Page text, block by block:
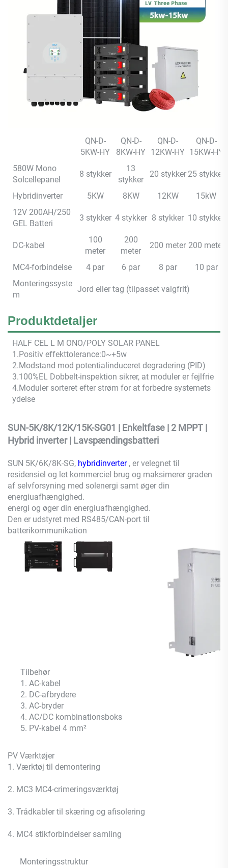
QN-D-
5KW-HY
QN-D-
8KW-HY
QN-D-
12KW-HY
QN-D-
15KW-HY
580W Mono
Solcellepanel
8 stykker
13
stykker
20 stykker 25 stykker
Hybridinverter 5KW 8KW 12KW
15kW
12V 200AH/250
GEL Batteri
3 stykker 4 stykker 8 stykker 10 stykker
DC-kabel
100
meter
200
meter
200 meter 200 meter
MC4-forbindelse 4 par 6 par 8 par
10 par
Monteringssyste
m
Jord eller tag (tilpasset valgfrit)
Produktdetaljer
HALF CEL L M ONO/POLY SOLAR PANEL
1.Positiv effekttolerance:0~+5w
2.Modstand mod potentialinduceret degradering (PID)
3.100%EL Dobbelt-inspektion sikrer, at moduler er fejlfrie
4.Moduler sorteret efter strøm for at forbedre systemets
ydelse
SUN-5K/8K/12K/15K-SG01 | Enkeltfase | 2 MPPT |
Hybrid inverter | Lavspændingsbatteri
SUN 5K/6K/8K-SG, hybridinverter , er velegnet til
residensiel og let kommerciel brug og maksimerer graden
af selvforsyning med solenergi samt øger din
energiuafhængighed.
energi og øger din energiuafhængighed.
Den er udstyret med RS485/CAN-port til
batterikommunikation
Tilbehør
1. AC-kabel
2. DC-afbrydere
3. AC-bryder
4. AC/DC kombinationsboks
5. PV-kabel 4 mm²
PV Værktøjer
1. Værktøj til demontering
2. MC3 MC4-crimeringsværktøj
3. Trådkabler til skæring og afisolering
4. MC4 stikforbindelser samling
Monteringsstruktur